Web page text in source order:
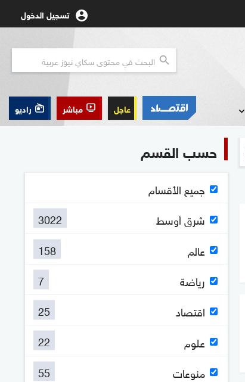
تسجيل الدخول
عاجل مباشر راديو
حسب القسم
جميع الأقسام
شرق أوسط
3022
عالم
158
رياضة
7
اقتصاد
25
علوم
22
منوعات
55